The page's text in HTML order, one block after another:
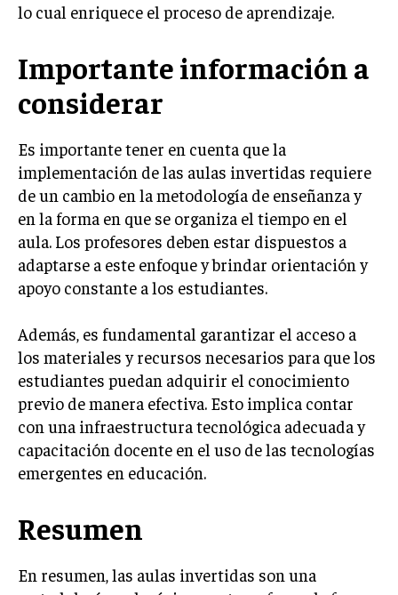
lo cual enriquece el proceso de aprendizaje.
Importante información a
considerar
Es importante tener en cuenta que la
implementación de las aulas invertidas requiere
de un cambio en la metodología de enseñanza y
en la forma en que se organiza el tiempo en el
aula. Los profesores deben estar dispuestos a
adaptarse a este enfoque y brindar orientación y
apoyo constante a los estudiantes.
Además, es fundamental garantizar el acceso a
los materiales y recursos necesarios para que los
estudiantes puedan adquirir el conocimiento
previo de manera efectiva. Esto implica contar
con una infraestructura tecnológica adecuada y
capacitación docente en el uso de las tecnologías
emergentes en educación.
Resumen
En resumen, las aulas invertidas son una